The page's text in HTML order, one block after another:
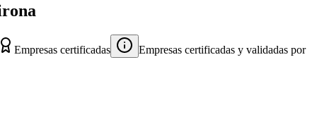
Empresas certificadas Empresas certificadas y validadas por